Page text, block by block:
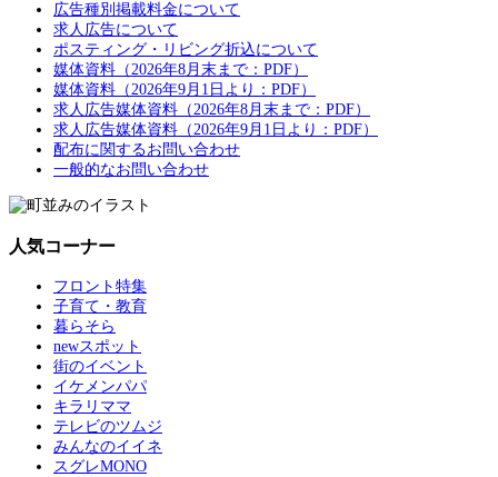
広告種別掲載料金について
求人広告について
ポスティング・リビング折込について
媒体資料（2026年8月末まで：PDF）
媒体資料（2026年9月1日より：PDF）
求人広告媒体資料（2026年8月末まで：PDF）
求人広告媒体資料（2026年9月1日より：PDF）
配布に関するお問い合わせ
一般的なお問い合わせ
人気コーナー
フロント特集
子育て・教育
暮らそら
newスポット
街のイベント
イケメンパパ
キラリママ
テレビのツムジ
みんなのイイネ
スグレMONO